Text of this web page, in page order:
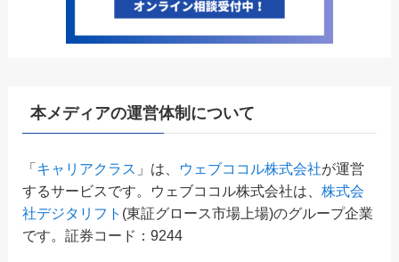
本メディアの運営体制について
「キャリアクラス 」は、 ウェブココル株式会社が運営
するサービスです。ウェブココル株式会社は、 株式会
社デジタリフト (東証グロース市場上場)のグループ企業
です。証券コード：9244